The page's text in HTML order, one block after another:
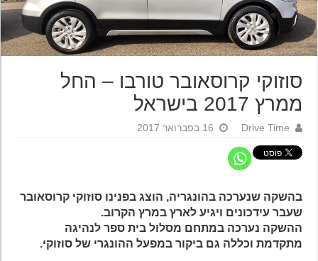
סוזוקי קרוסאובר טורבו – החל
ממרץ 2017 בישראל
Drive Time 16 בפברואר 2017
בהשקה שנערכה בהונגריה, הוצג בפנינו סוזוקי קרוסאובר
שעבר עידכונים ויגיע לארץ במרץ הקרוב.
ההשקה נערכה במתחם מסלול בית ספר לנהיגה
מתקדמת וכללה גם ביקור במפעל ההונגרי של סוזוקי.